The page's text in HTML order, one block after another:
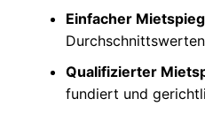
Einfacher
Qualifizierter
fundiert und